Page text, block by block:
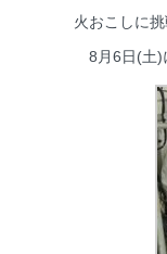
火おこしに
8月6日(土)